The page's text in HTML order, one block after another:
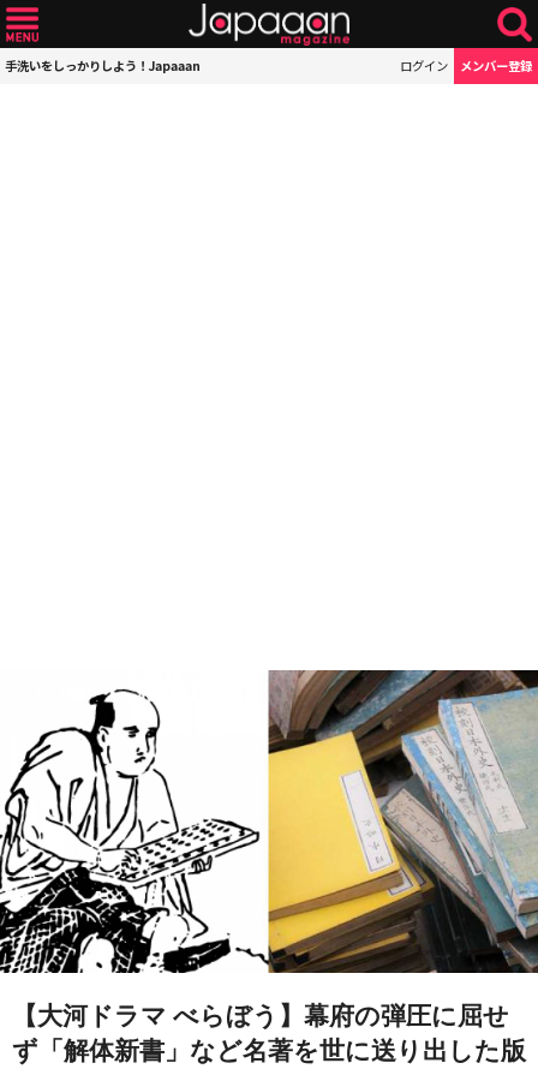
手洗いをしっかりしよう！Japaaan ログイン メンバー登録
【大河ドラマ べらぼう】幕府の弾圧に屈せ
ず「解体新書」など名著を世に送り出した版